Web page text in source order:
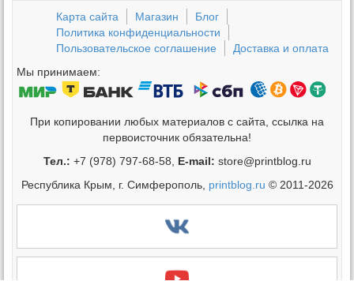
Карта сайта Магазин
Блог
Политика конфиденциальности
Пользовательское соглашение
Доставка и оплата
Мы принимаем:
При копировании любых материалов с сайта, ссылка на
первоисточник обязательна!
Тел.: +7 (978) 797-68-58, E-mail: store@printblog.ru
Республика Крым, г. Симферополь, printblog.ru © 2011-2026